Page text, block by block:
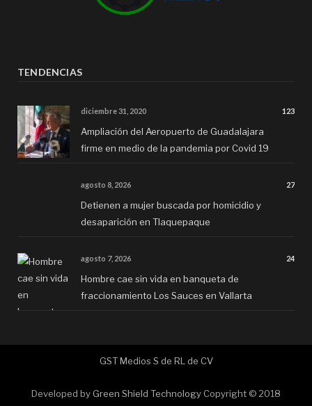
TENDENCIAS
diciembre 31, 2020 123
Ampliación del Aeropuerto de Guadalajara
firme en medio de la pandemia por Covid 19
agosto 8, 2026 27
Detienen a mujer buscada por homicidio y
desaparición en Tlaquepaque
agosto 7, 2026 24
Hombre cae sin vida en banqueta de
fraccionamiento Los Sauces en Vallarta
GST Medios S de RL de CV
Developed by Green Shield Technology Copyright © 2018